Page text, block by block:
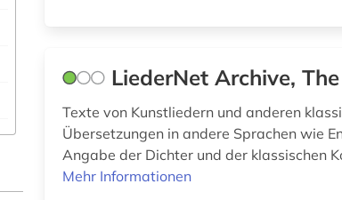
LiederNet Archive, The
Texte von Kunstliedern und anderen
Übersetzungen in andere Sprachen wie
Angabe der Dichter und der klassischen
Mehr Informationen